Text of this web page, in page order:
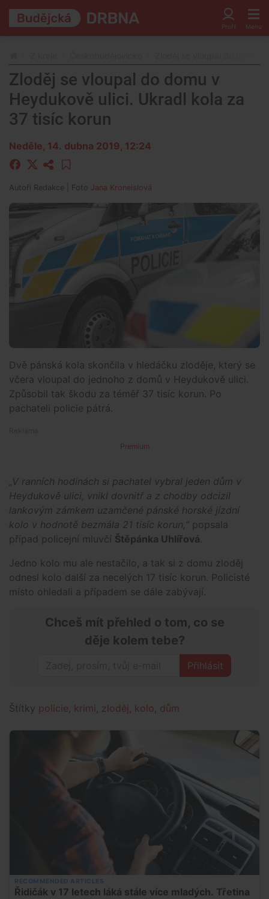
Zloděj se vloupal do domu v
Heydukově ulici. Ukradl kola za
37 tisíc korun
Neděle, 14. dubna 2019, 12:24
Autoři Redakce | Foto Jana Kroneislová
Dvě pánská kola skončila v hledáčku zloděje, který se
včera vloupal do jednoho z domů v Heydukově ulici.
Způsobil tak škodu za téměř 37 tisíc korun. Po
pachateli policie pátrá.
Premium
„V ranních hodinách si pachatel vybral jeden dům v
Heydukově ulici, vnikl dovnitř a z chodby odcizil
lankovým zámkem uzamčené pánské horské jízdní
kolo v hodnotě bezmála 21 tisíc korun,“ popsala
případ policejní mluvčí Štěpánka Uhlířová.
Jedno kolo mu ale nestačilo, a tak si z domu zloděj
odnesl kolo další za necelých 17 tisíc korun. Policisté
místo ohledali a případem se dále zabývají.
Chceš mít přehled o tom, co se
děje kolem tebe?
Přihlásit
Štítky policie krimi zloděj kolo dům